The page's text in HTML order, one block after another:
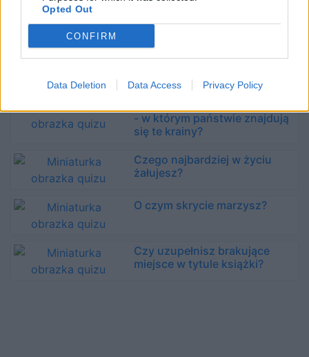
Opted Out
CONFIRM
Data Deletion Data Access Privacy Policy
najbardziej do Ciebie pasuje?
W jakiej fazie żałoby po
- w którym państwie znajdują
się te krainy?
Czego najbardziej w życiu
żałujesz?
O czym skrycie marzysz?
Czy uzupełnisz brakujące
miejsce w tytule książki?